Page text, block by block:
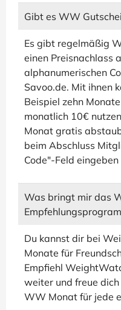
Gibt es WW
Es gibt regelmäßig
einen Preisnachlass
alphanumerischen
Savoo.de. Mit ihnen
Beispiel zehn
monatlich 10€
Monat gratis
beim Abschluss
Code"-Feld
Was bringt mir das
Du kannst dir bei
Monate für
Empfiehl
weiter und freue
WW Monat für jede